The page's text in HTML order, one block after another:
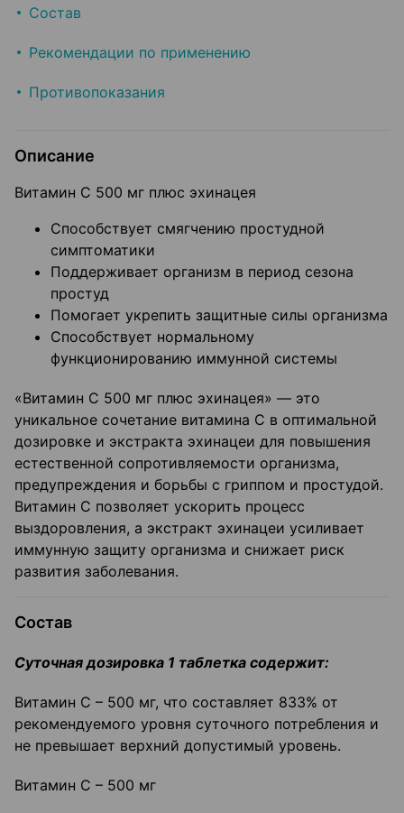
Состав
Рекомендации по применению
Противопоказания
Описание
Витамин С 500 мг плюс эхинацея
Способствует смягчению простудной
симптоматики
Поддерживает организм в период сезона
простуд
Помогает укрепить защитные силы организма
Способствует нормальному
функционированию иммунной системы
«Витамин С 500 мг плюс эхинацея» — это
уникальное сочетание витамина С в оптимальной
дозировке и экстракта эхинацеи для повышения
естественной сопротивляемости организма,
предупреждения и борьбы с гриппом и простудой.
Витамин С позволяет ускорить процесс
выздоровления, а экстракт эхинацеи усиливает
иммунную защиту организма и снижает риск
развития заболевания.
Состав
Суточная дозировка 1 таблетка содержит:
Витамин С – 500 мг, что составляет 833% от
рекомендуемого уровня суточного потребления и
не превышает верхний допустимый уровень.
Витамин С – 500 мг